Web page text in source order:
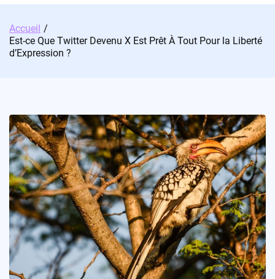
Accueil
Est-ce Que Twitter Devenu X Est Prêt À Tout Pour la Liberté
d’Expression ?